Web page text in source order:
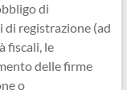
di
di registrazione (ad
fiscali, le
delle firme
o